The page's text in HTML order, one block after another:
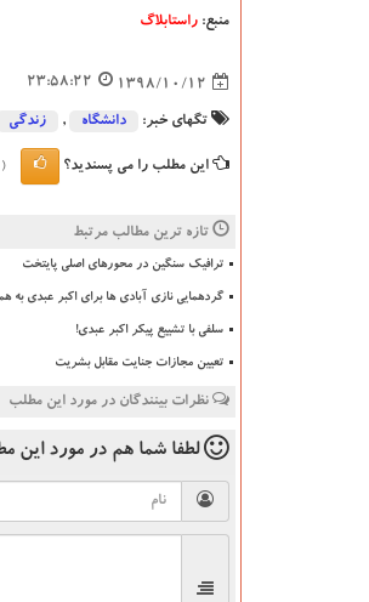
منبع: راستابلاگ
1398/10/12
23:58:22
تگهای خبر: دانشگاه‌ , زندگی
این مطلب را می پسندید؟ (1)
تازه ترین مطالب مرتبط
ترافیک سنگین در محورهای اصلی پایتخت
گردهمایی نازی آبادی ها برای اکبر عبدی به
سلفی با تشییع پیکر اکبر عبدی!
تعیین مجازات جنایت مقابل بشریت
نظرات بینندگان در مورد این مطلب
لطفا شما هم در مورد این